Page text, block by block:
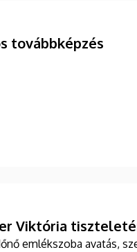
továbbképzés
Viktória
emlékszoba avatás,